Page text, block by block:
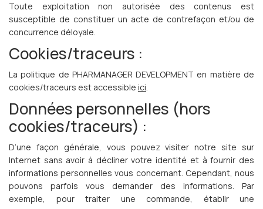
Toute exploitation non autorisée des contenus est
susceptible de constituer un acte de contrefaçon et/ou de
concurrence déloyale.
Cookies/traceurs :
La politique de PHARMANAGER DEVELOPMENT en matière de
cookies/traceurs est accessible ici.
Données personnelles (hors
cookies/traceurs) :
D’une façon générale, vous pouvez visiter notre site sur
Internet sans avoir à décliner votre identité et à fournir des
informations personnelles vous concernant. Cependant, nous
pouvons parfois vous demander des informations. Par
exemple, pour traiter une commande, établir une